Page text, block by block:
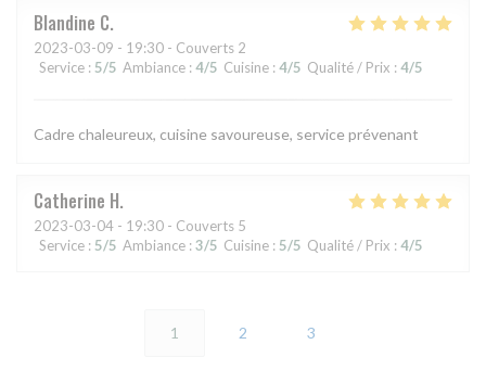
Blandine C
2023-03-09 - 19:30 - Couverts 2
Service : 5/5 Ambiance : 4/5 Cuisine : 4/5 Qualité / Prix : 4/5
Cadre chaleureux, cuisine savoureuse, service prévenant
Catherine H
2023-03-04 - 19:30 - Couverts 5
Service : 5/5 Ambiance : 3/5 Cuisine : 5/5 Qualité / Prix : 4/5
1 2 3